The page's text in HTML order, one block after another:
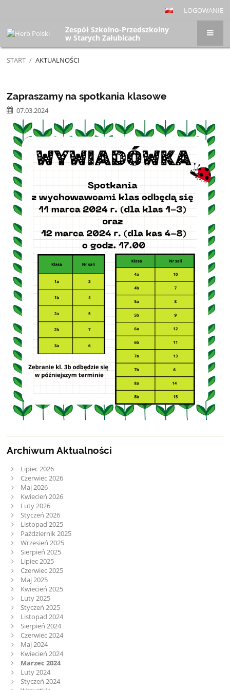
LOGOWANIE
Zespół Szkolno-Przedszkolny
w Starych Załubicach
START / AKTUALNOŚCI
Zapraszamy na spotkania klasowe
07.03.2024
Archiwum Aktualności
Lipiec 2026
Czerwiec 2026
Maj 2026
Kwiecień 2026
Luty 2026
Styczeń 2026
Listopad 2025
Październik 2025
Wrzesień 2025
Sierpień 2025
Lipiec 2025
Czerwiec 2025
Maj 2025
Kwiecień 2025
Luty 2025
Styczeń 2025
Listopad 2024
Sierpień 2024
Czerwiec 2024
Maj 2024
Kwiecień 2024
Marzec 2024
Luty 2024
Styczeń 2024